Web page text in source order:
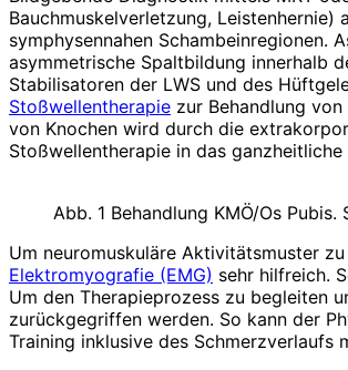
Bauchmuskelverletzung,
symphysennahen Schambeinregionen.
asymmetrische Spaltbildung innerhalb
Stabilisatoren der LWS und des
Stoßwellentherapie zur Behandlung
von Knochen wird durch die
Stoßwellentherapie in das
Abb. 1 Behandlung KMÖ/Os
Um neuromuskuläre Aktivitätsmuster
Elektromyografie (EMG) sehr hilfreich.
Um den Therapieprozess zu begleiten
zurückgegriffen werden. So kann der
Training inklusive des Schmerzverlaufs